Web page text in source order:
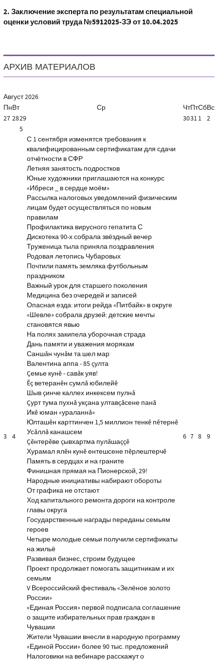
2.Заключение эксперта по результатам специальной
оценки условий труда №5912025-ЗЭ от 10.04.2025
АРХИВ МАТЕРИАЛОВ
Август2026
ПнВт Ср ЧтПтСбВс
27 2829 30311 2
3 4
5
С 1 сентября изменятся требования к
квалифицированным сертификатам для сдачи
отчётности в СФР
Летняя занятость подростков
Юные художники приглашаются на конкурс
«Ибреси _ в сердце моём»
Рассылка налоговых уведомлений физическим
лицам будет осуществляться по новым
правилам
Профилактика вирусного гепатита С
Дискотека 90-х собрала звёздный вечер
Труженица тыла приняла поздравления
Родовая летопись Чубаровых
Почтили память земляка футбольным
праздником
Важный урок для старшего поколения
Медицина без очередей и записей
Опасная езда: итоги рейда «Питбайк» в округе
«Шевле» собрала друзей: детские мечты
становятся явью
На полях закипела уборочная страда
Дань памяти и уважения морякам
Саншăн чунăм та шел мар
Валентина аппа - 85 çулта
Çемье кунĕ - савăк уяв!
Ĕç ветеранĕн сумлă юбилейĕ
Шыв çинче каллех инкексем пулнă
Çурт тума пухнă укçана ултавçăсене панă
Икĕ юман «ураланнă»
Юлташĕн карттинчен 1,5 миллион тенкĕ пĕтернĕ
Усăллă канашсем
Çĕнтерĕве çывхартма пулăшаççĕ
Хурамал ялĕн кунĕ ентешсене пĕрлештерчĕ
Память в сердцах и на граните
Финишная прямая на Пионерской, 29!
Народные инициативы набирают обороты
От графика не отстают
Ход капитального ремонта дороги на контроле
главы округа
Государственные награды переданы семьям
героев
Четыре молодые семьи получили сертификаты
на жильё
Развивая бизнес, строим будущее
Проект продолжает помогать защитникам и их
семьям
V Всероссийский фестиваль «Зелёное золото
России»
«Единая Россия» первой подписала соглашение
о защите избирательных прав граждан в
Чувашии
Жители Чувашии внесли в народную программу
«Единой России» более 90 тыс. предложений
Налоговики на вебинаре расскажут о
6 7 8 9